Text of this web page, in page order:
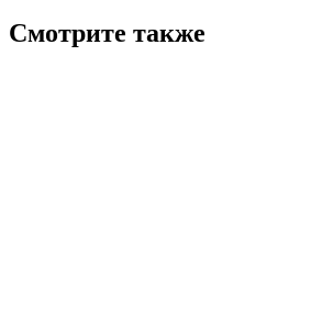
Смотрите также